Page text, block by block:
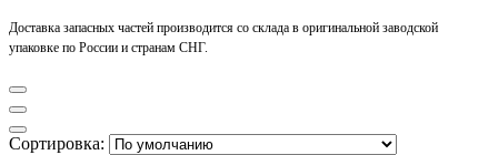
Доставка запасных частей производится со склада в оригинальной заводской
упаковке по России и странам СНГ.
Сортировка: